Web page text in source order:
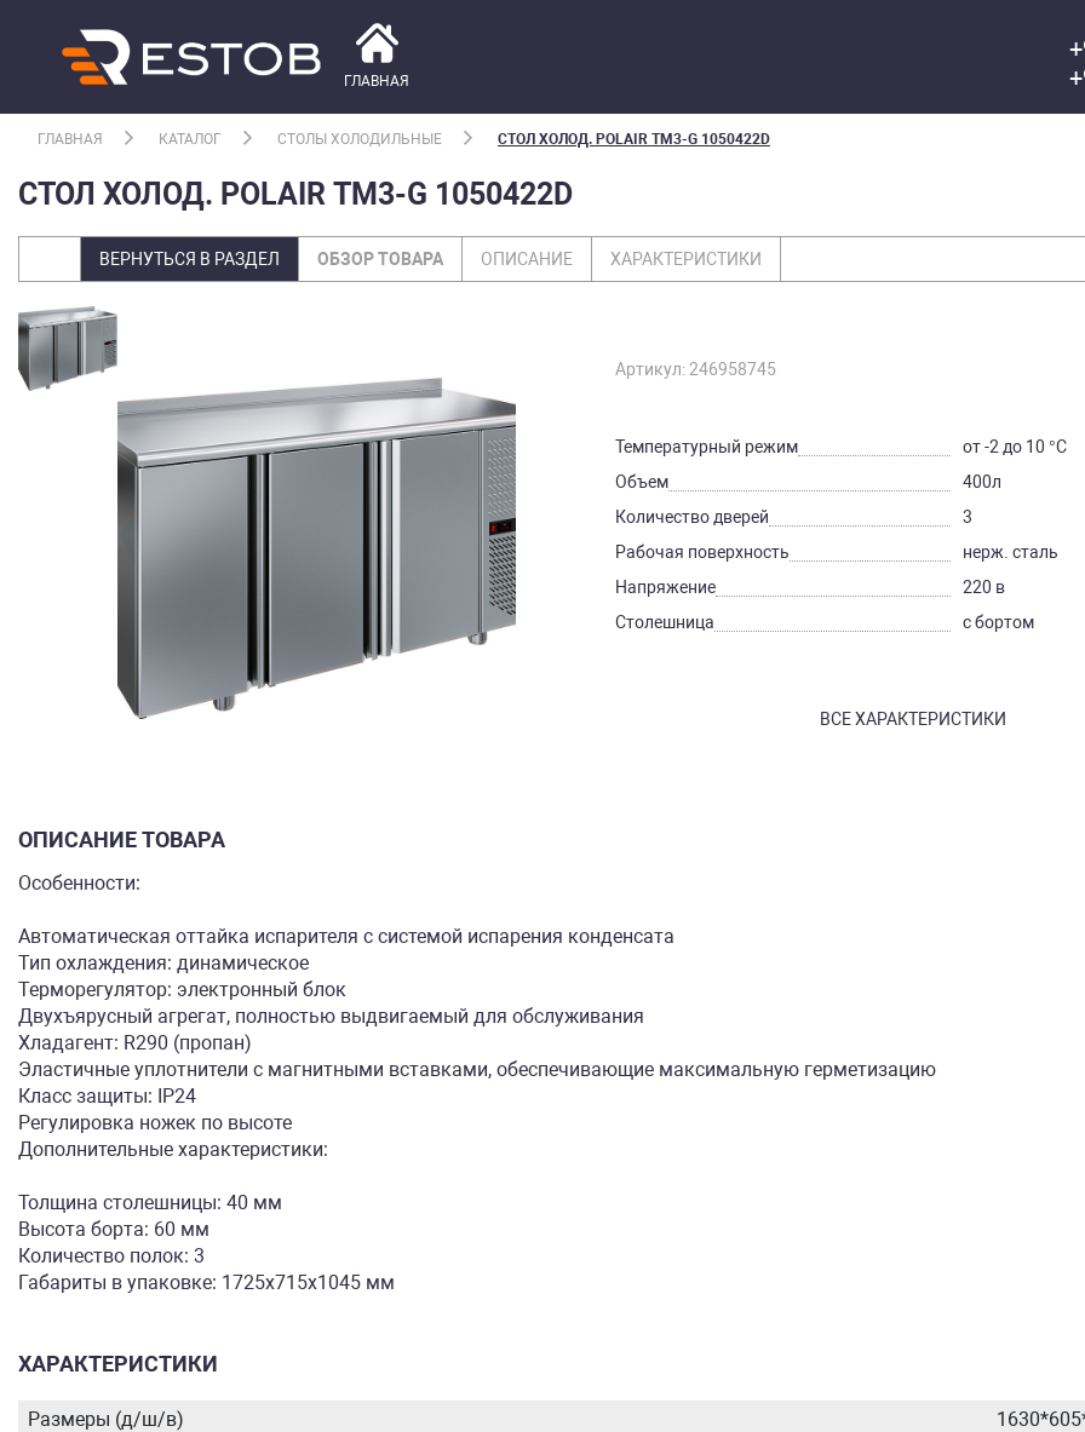
ГЛАВНАЯ
ГЛАВНАЯ КАТАЛОГ СТОЛЫ ХОЛОДИЛЬНЫЕ СТОЛ ХОЛОД. POLAIR TM3-G 1050422D
СТОЛ ХОЛОД. POLAIR TM3-G 1050422D
ВЕРНУТЬСЯ В РАЗДЕЛ ОБЗОР ТОВАРА ОПИСАНИЕ ХАРАКТЕРИСТИКИ
Артикул: 246958745
Температурный режим
от -2 до 10 °С
Объем
400л
Количество дверей
3
Рабочая поверхность
нерж. сталь
Напряжение
220 в
Столешница
с бортом
ВСЕ ХАРАКТЕРИСТИКИ
ОПИСАНИЕ ТОВАРА
Особенности:
Автоматическая оттайка испарителя с системой испарения конденсата
Тип охлаждения: динамическое
Терморегулятор: электронный блок
Двухъярусный агрегат, полностью выдвигаемый для обслуживания
Хладагент: R290 (пропан)
Эластичные уплотнители с магнитными вставками, обеспечивающие максимальную герметизацию
Класс защиты: IP24
Регулировка ножек по высоте
Дополнительные характеристики:
Толщина столешницы: 40 мм
Высота борта: 60 мм
Количество полок: 3
Габариты в упаковке: 1725х715х1045 мм
ХАРАКТЕРИСТИКИ
Размеры (д/ш/в)